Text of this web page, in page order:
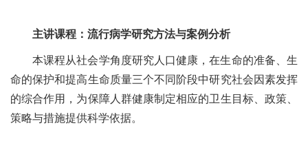
主讲课程：流行病学研究方法与案例分析
本课程从社会学角度研究人口健康，在生命的准备、生
命的保护和提高生命质量三个不同阶段中研究社会因素发挥
的综合作用，为保障人群健康制定相应的卫生目标、政策、
策略与措施提供科学依据。